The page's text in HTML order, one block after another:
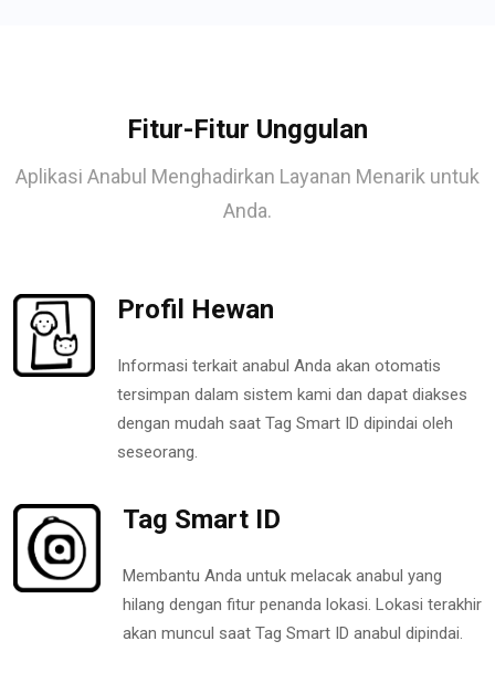
Fitur-Fitur Unggulan
Aplikasi Anabul Menghadirkan Layanan Menarik untuk
Anda.
Profil Hewan
Informasi terkait anabul Anda akan otomatis
tersimpan dalam sistem kami dan dapat diakses
dengan mudah saat Tag Smart ID dipindai oleh
seseorang.
Tag Smart ID
Membantu Anda untuk melacak anabul yang
hilang dengan fitur penanda lokasi. Lokasi terakhir
akan muncul saat Tag Smart ID anabul dipindai.